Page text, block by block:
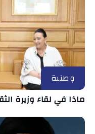
وطنية
ماذا في لقاء وزيرة